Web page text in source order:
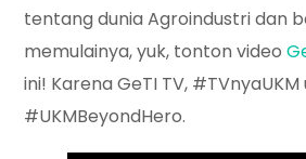
tentang dunia Agroindustri dan
memulainya, yuk, tonton video
ini! Karena GeTI TV,
#UKMBeyondHero.